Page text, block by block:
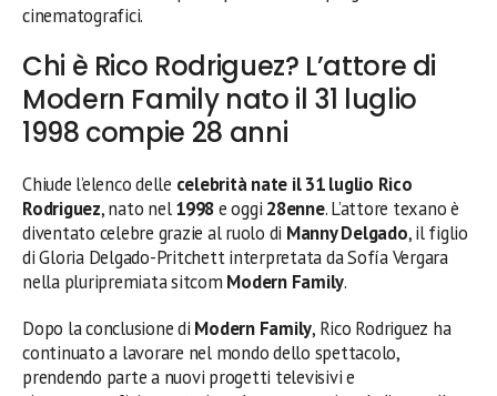
cinematografici.
Chi è Rico Rodriguez? L’attore di
Modern Family nato il 31 luglio
1998 compie 28 anni
Chiude l’elenco delle celebrità nate il 31 luglio Rico
Rodriguez, nato nel1998e oggi 28enne. L’attore texano è
diventato celebre grazie al ruolo di Manny Delgado, il figlio
di Gloria Delgado-Pritchett interpretata da Sofía Vergara
nella pluripremiata sitcom Modern Family.
Dopo la conclusione di Modern Family, Rico Rodriguez ha
continuato a lavorare nel mondo dello spettacolo,
prendendo parte a nuovi progetti televisivi e